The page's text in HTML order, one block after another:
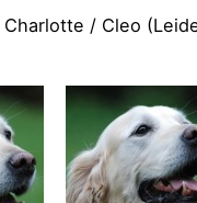
Charlotte / Cleo